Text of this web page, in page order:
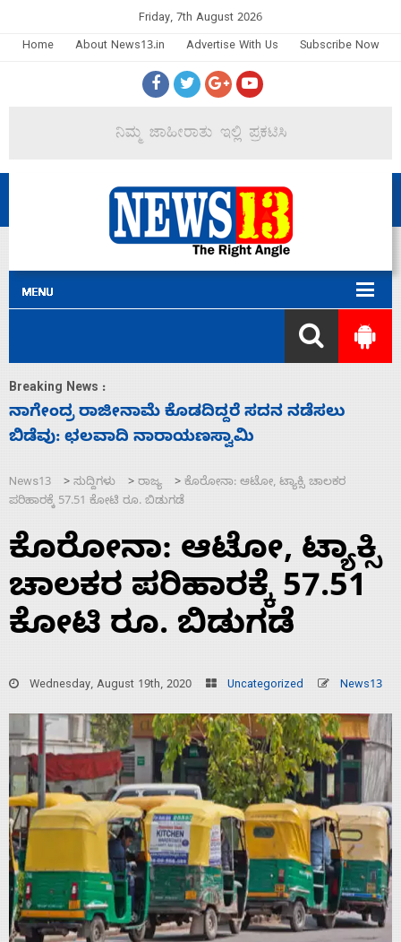
Friday, 7th August 2026
Home
About News13.in Advertise With Us Subscribe Now
Breaking News :
ಸಚಿವ ಸಂಪುಟ ವಿಸ್ತರಣೆ ಮಾಡಿದ್ದು ಹಣಬಲ ಮತ್ತು
ಹೈಕಮಾಂಡ್ ರಾಜಕಾರಣಕ್ಕೆ: ವಿಜಯೇಂದ್ರ
News13 > ಸುದ್ದಿಗಳು > ರಾಜ್ಯ > ಕೊರೋನಾ: ಆಟೋ, ಟ್ಯಾಕ್ಸಿ ಚಾಲಕರ
ಪರಿಹಾರಕ್ಕೆ 57.51 ಕೋಟಿ ರೂ. ಬಿಡುಗಡೆ
ಕೊರೋನಾ: ಆಟೋ, ಟ್ಯಾಕ್ಸಿ
ಚಾಲಕರ ಪರಿಹಾರಕ್ಕೆ 57.51
ಕೋಟಿ ರೂ. ಬಿಡುಗಡೆ
Wednesday, August 19th, 2020 Uncategorized News13